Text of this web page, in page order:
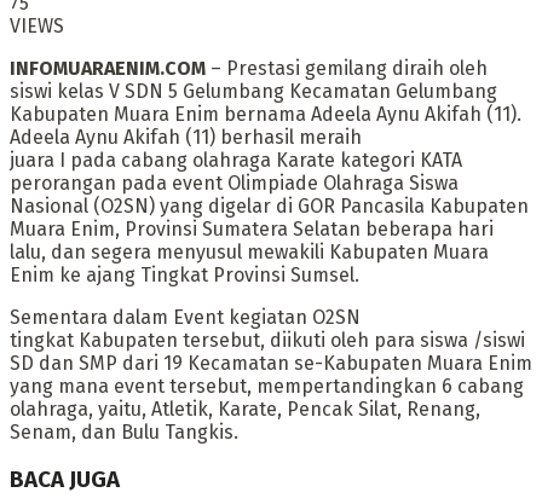
VIEWS
INFOMUARAENIM.COM – Prestasi gemilang diraih oleh
siswi kelas V SDN 5 Gelumbang Kecamatan Gelumbang
Kabupaten Muara Enim bernama Adeela Aynu Akifah (11).
Adeela Aynu Akifah (11) berhasil meraih
juara I pada cabang olahraga Karate kategori KATA
perorangan pada event Olimpiade Olahraga Siswa
Nasional (O2SN) yang digelar di GOR Pancasila Kabupaten
Muara Enim, Provinsi Sumatera Selatan beberapa hari
lalu, dan segera menyusul mewakili Kabupaten Muara
Enim ke ajang Tingkat Provinsi Sumsel.
Sementara dalam Event kegiatan O2SN
tingkat Kabupaten tersebut, diikuti oleh para siswa /siswi
SD dan SMP dari 19 Kecamatan se-Kabupaten Muara Enim
yang mana event tersebut, mempertandingkan 6 cabang
olahraga, yaitu, Atletik, Karate, Pencak Silat, Renang,
Senam, dan Bulu Tangkis.
BACA JUGA